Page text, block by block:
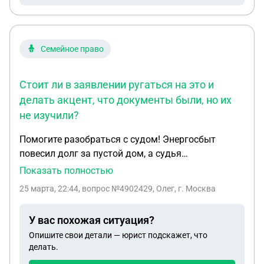
Семейное право
Стоит ли в заявлении ругаться на это и
делать акцент, что документы были, но их
не изучили?
Помогите разобраться с судом! Энергосбыт
повесил долг за пустой дом, а судья
проигнорировал наши документы. Всем
потому что я сам не юрист и уже совсем
(дело в Нижнем Новгороде). Помогаю своему
дедушке, он ответчик. Дед пенсионер, сильно
болеет , сам по судам ходить не может. Из-за чего
Показать полностью
25 марта, 22:44, вопрос №4902429, Олег, г. Москва
У вас похожая ситуация?
Опишите свои детали — юрист подскажет, что
делать.